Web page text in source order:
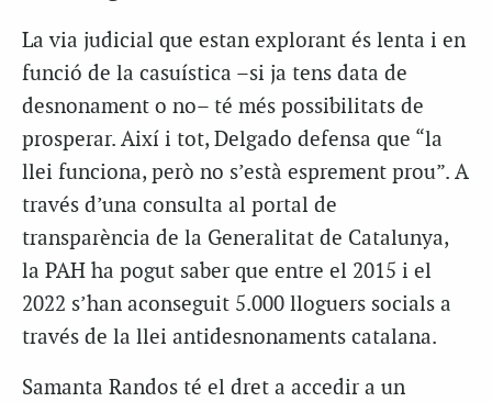
La via judicial que estan explorant és lenta i en
funció de la casuística –si ja tens data de
desnonament o no– té més possibilitats de
prosperar. Així i tot, Delgado defensa que “la
llei funciona, però no s’està esprement prou”. A
través d’una consulta al portal de
transparència de la Generalitat de Catalunya,
la PAH ha pogut saber que entre el 2015 i el
2022 s’han aconseguit 5.000 lloguers socials a
través de la llei antidesnonaments catalana.
Samanta Randos té el dret a accedir a un